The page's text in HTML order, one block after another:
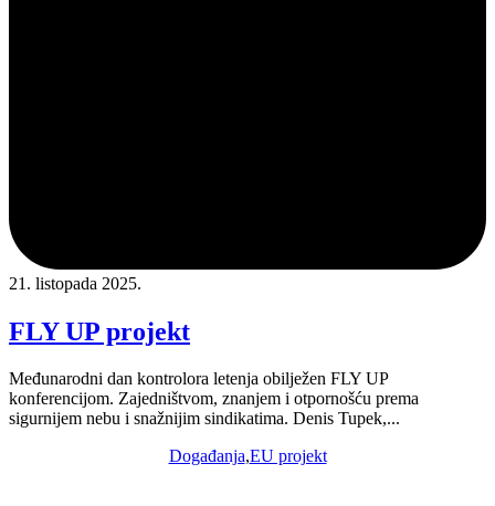
21. listopada 2025.
FLY UP projekt
Međunarodni dan kontrolora letenja obilježen FLY UP
konferencijom. Zajedništvom, znanjem i otpornošću prema
sigurnijem nebu i snažnijim sindikatima. Denis Tupek,...
Događanja,EU projekt